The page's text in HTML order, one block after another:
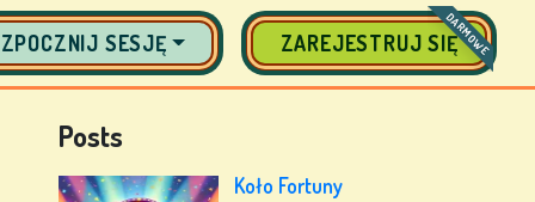
SESJĘ ZAREJESTRUJ SIĘDARMOWE
Posts
Koło Fortuny